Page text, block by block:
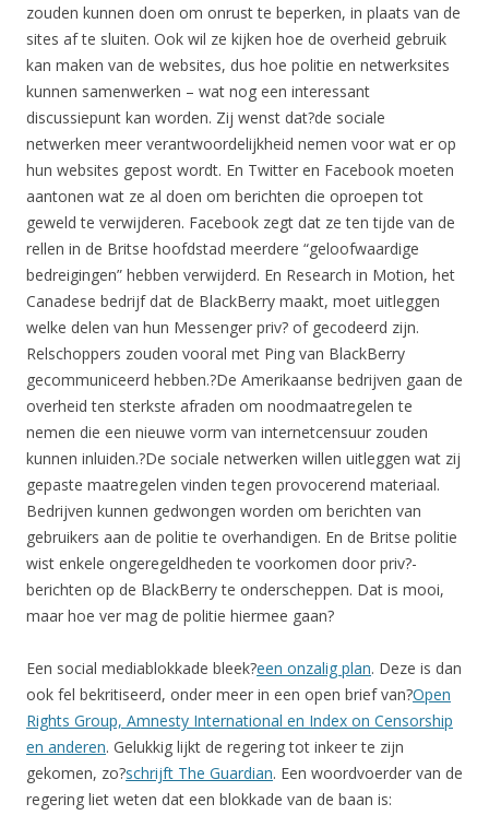
zouden kunnen doen om onrust te beperken, in plaats van de
sites af te sluiten. Ook wil ze kijken hoe de overheid gebruik
kan maken van de websites, dus hoe politie en netwerksites
kunnen samenwerken – wat nog een interessant
discussiepunt kan worden. Zij wenst dat?de sociale
netwerken meer verantwoordelijkheid nemen voor wat er op
hun websites gepost wordt. En Twitter en Facebook moeten
aantonen wat ze al doen om berichten die oproepen tot
geweld te verwijderen. Facebook zegt dat ze ten tijde van de
rellen in de Britse hoofdstad meerdere “geloofwaardige
bedreigingen” hebben verwijderd. En Research in Motion, het
Canadese bedrijf dat de BlackBerry maakt, moet uitleggen
welke delen van hun Messenger priv? of gecodeerd zijn.
Relschoppers zouden vooral met Ping van BlackBerry
gecommuniceerd hebben.?De Amerikaanse bedrijven gaan de
overheid ten sterkste afraden om noodmaatregelen te
nemen die een nieuwe vorm van internetcensuur zouden
kunnen inluiden.?De sociale netwerken willen uitleggen wat zij
gepaste maatregelen vinden tegen provocerend materiaal.
Bedrijven kunnen gedwongen worden om berichten van
gebruikers aan de politie te overhandigen. En de Britse politie
wist enkele ongeregeldheden te voorkomen door priv?-
berichten op de BlackBerry te onderscheppen. Dat is mooi,
maar hoe ver mag de politie hiermee gaan?
Een social mediablokkade bleek?een onzalig plan. Deze is dan
ook fel bekritiseerd, onder meer in een open brief van?Open
Rights Group, Amnesty International en Index on Censorship
en anderen. Gelukkig lijkt de regering tot inkeer te zijn
gekomen, zo?schrijft The Guardian. Een woordvoerder van de
regering liet weten dat een blokkade van de baan is: